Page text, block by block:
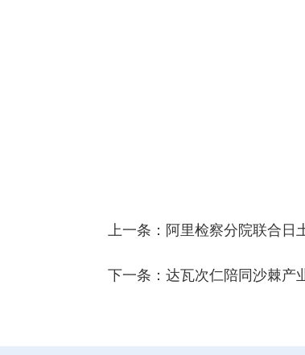
上一条： 阿里检察分院联合日
下一条：达瓦次仁陪同沙棘产